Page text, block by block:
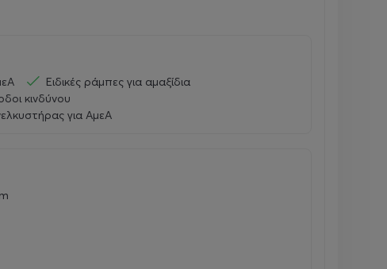
Ειδικές ράμπες για αμαξίδια
κινδύνου
για ΑμεΑ